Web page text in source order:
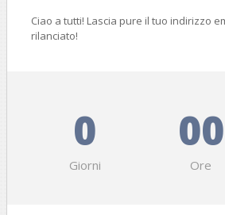
Ciao a tutti! Lascia pure il tuo indirizzo
rilanciato!
0
Giorni
00
Ore